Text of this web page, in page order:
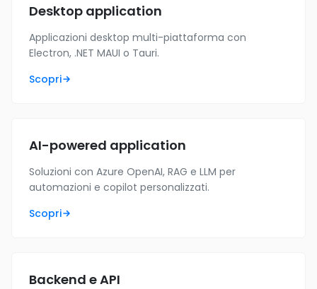
Desktop application
Applicazioni desktop multi-piattaforma con
Electron, .NET MAUI o Tauri.
Scopri
AI-powered application
Soluzioni con Azure OpenAI, RAG e LLM per
automazioni e copilot personalizzati.
Scopri
Backend e API